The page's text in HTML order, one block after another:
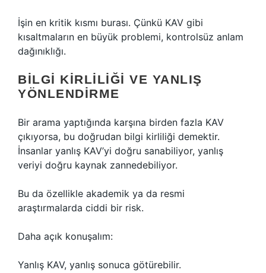
İşin en kritik kısmı burası. Çünkü KAV gibi
kısaltmaların en büyük problemi, kontrolsüz anlam
dağınıklığı.
BILGI KIRLILIĞI VE YANLIŞ
YÖNLENDIRME
Bir arama yaptığında karşına birden fazla KAV
çıkıyorsa, bu doğrudan bilgi kirliliği demektir.
İnsanlar yanlış KAV’yi doğru sanabiliyor, yanlış
veriyi doğru kaynak zannedebiliyor.
Bu da özellikle akademik ya da resmi
araştırmalarda ciddi bir risk.
Daha açık konuşalım:
Yanlış KAV, yanlış sonuca götürebilir.